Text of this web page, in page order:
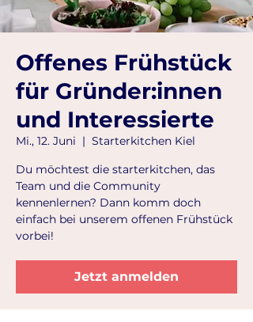
Offenes Frühstück
für Gründer:innen
und Interessierte
Mi., 12. Juni
  |
Starterkitchen Kiel
Du möchtest die starterkitchen, das
Team und die Community
kennenlernen? Dann komm doch
einfach bei unserem offenen Frühstück
vorbei!
Jetzt anmelden